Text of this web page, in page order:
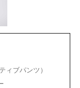
ィブパンツ）